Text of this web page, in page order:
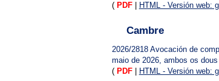
( PDF HTML - Versión web:
Cambre
2026/2818 Avocación de
maio de 2026, ambos os
( PDF HTML - Versión web: